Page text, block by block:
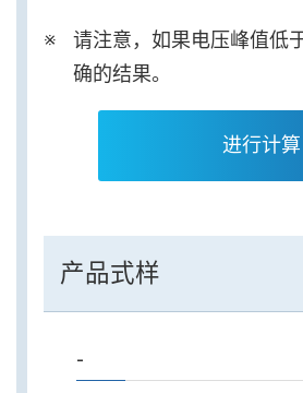
请注意，如果电压峰值低
确的结果。
进行计算
产品式样
-